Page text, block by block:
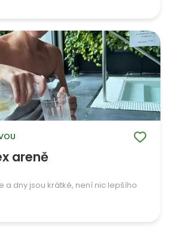
areně
a dny jsou krátké, není nic lepšího